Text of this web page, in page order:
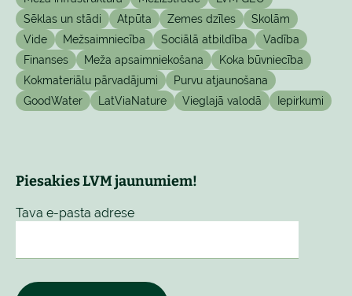
Sēklas un stādi
Atpūta Zemes dzīles
Skolām
Vide
Mežsaimniecība Sociālā atbildība
Vadība
Finanses
Meža apsaimniekošana
Koka būvniecība
Kokmateriālu pārvadājumi
Purvu atjaunošana
GoodWater
LatViaNature Vieglajā valodā Iepirkumi
Piesakies LVM jaunumiem!
Tava e-pasta adrese